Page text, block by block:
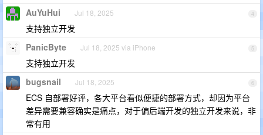
4
AuYuHui Jul 18, 2025
支持独立开发
5
PanicByte Jul 18, 2025 via iPhone
支持独立开发
6
bugsnail Jul 18, 2025
ECS 自部署好评，各大平台看似便捷的部署方式，却因为平台
差异需要兼容确实是痛点，对于偏后端开发的独立开发来说，非
常有用